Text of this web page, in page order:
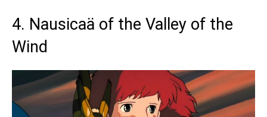
4. Nausicaä of the Valley of the
Wind